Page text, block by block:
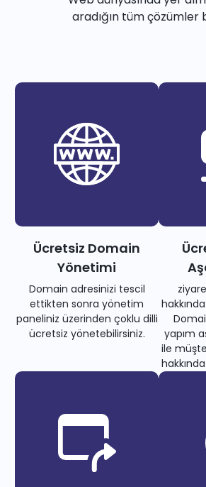
aradığın tüm çözümler
Ücretsiz Domain
Yönetimi
Domain adresinizi tescil
ettikten sonra yönetim
paneliniz üzerinden çoklu dilli
ücretsiz yönetebilirsiniz.
yapım
ile